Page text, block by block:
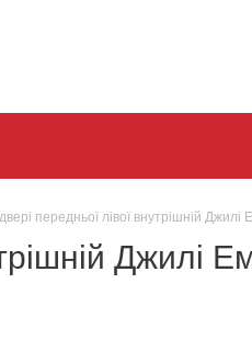
передньої лівої внутрішній